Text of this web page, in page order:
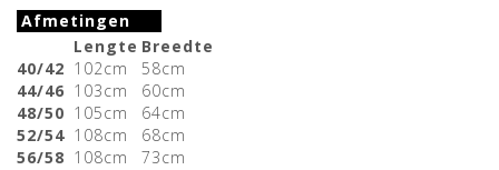
Afmetingen
Lengte Breedte
40/42 102cm
58cm
44/46 103cm
60cm
48/50 105cm
64cm
52/54 108cm
68cm
56/58 108cm
73cm